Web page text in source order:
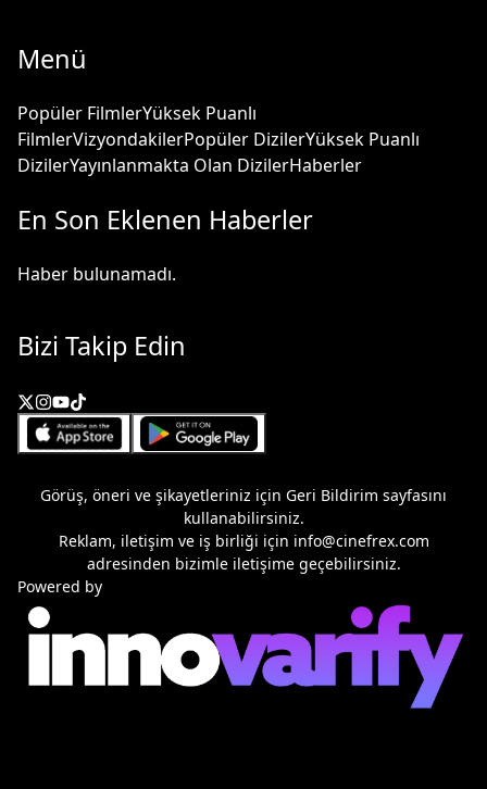
Menü
Popüler FilmlerYüksek Puanlı
FilmlerVizyondakilerPopüler DizilerYüksek Puanlı
DizilerYayınlanmakta Olan DizilerHaberler
En Son Eklenen Haberler
Haber bulunamadı.
Bizi Takip Edin
Görüş, öneri ve şikayetleriniz için Geri Bildirim sayfasını
kullanabilirsiniz.
Reklam, iletişim ve iş birliği için info@cinefrex.com
adresinden bizimle iletişime geçebilirsiniz.
Powered by